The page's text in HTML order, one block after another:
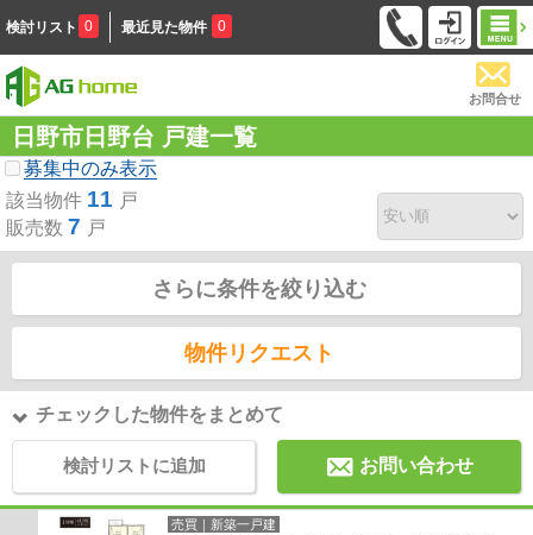
検討リスト 0 最近見た物件 0
お問合せ
日野市日野台 戸建一覧
募集中のみ表示
該当物件 11 戸
販売数 7 戸
さらに条件を絞り込む
物件リクエスト
チェックした物件をまとめて
検討リストに追加 お問い合わせ
売買｜新築一戸建